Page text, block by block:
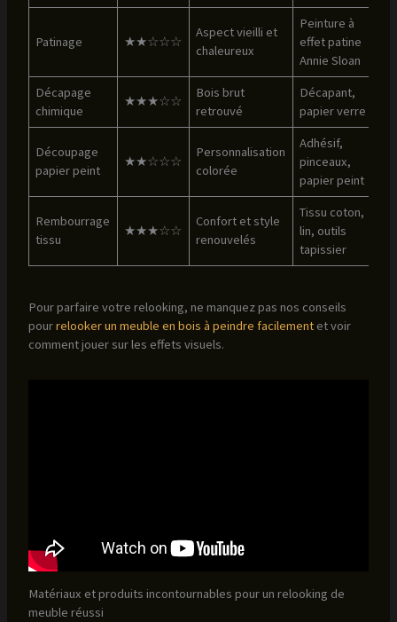
Patinage ★★☆☆☆
Aspect vieilli et
chaleureux
Peinture à
effet patine
Annie Sloan
Décapage
chimique
★★★☆☆
Bois brut
retrouvé
Décapant,
papier verre
Découpage
papier peint
★★☆☆☆
Personnalisation
colorée
Adhésif,
pinceaux,
papier peint
Rembourrage
tissu
★★★☆☆
Confort et style
renouvelés
Tissu coton,
lin, outils
tapissier
Pour parfaire votre relooking, ne manquez pas nos conseils
pourrelooker un meuble en bois à peindre facilementet voir
comment jouer sur les effets visuels.
Matériaux et produits incontournables pour un relooking de
meuble réussi